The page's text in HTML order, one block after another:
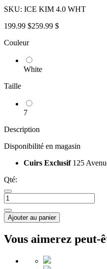
SKU: ICE KIM 4.0 WHT
199.99 $259.99 $
Couleur
White
Taille
7
Description
Disponibilité en magasin
Cuirs Exclusif 125
Qté:
Ajouter au panier
Vous aimerez peut-